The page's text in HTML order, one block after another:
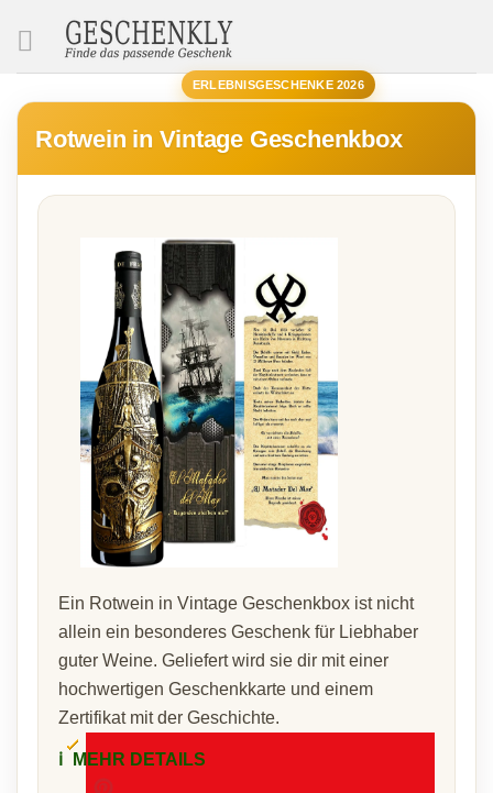
ERLEBNISGESCHENKE 2026
Rotwein in Vintage Geschenkbox
Ein Rotwein in Vintage Geschenkbox ist nicht
allein ein besonderes Geschenk für Liebhaber
guter Weine. Geliefert wird sie dir mit einer
hochwertigen Geschenkkarte und einem
Zertifikat mit der Geschichte.
ℹ️ MEHR DETAILS